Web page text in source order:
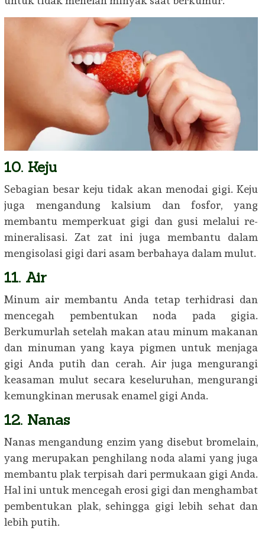
10. Keju
Sebagian besar keju tidak akan menodai gigi. Keju
juga mengandung kalsium dan fosfor, yang
membantu memperkuat gigi dan gusi melalui re-
mineralisasi. Zat zat ini juga membantu dalam
mengisolasi gigi dari asam berbahaya dalam mulut.
11. Air
Minum air membantu Anda tetap terhidrasi dan
mencegah pembentukan noda pada gigia.
Berkumurlah setelah makan atau minum makanan
dan minuman yang kaya pigmen untuk menjaga
gigi Anda putih dan cerah. Air juga mengurangi
keasaman mulut secara keseluruhan, mengurangi
kemungkinan merusak enamel gigi Anda.
12. Nanas
Nanas mengandung enzim yang disebut bromelain,
yang merupakan penghilang noda alami yang juga
membantu plak terpisah dari permukaan gigi Anda.
Hal ini untuk mencegah erosi gigi dan menghambat
pembentukan plak, sehingga gigi lebih sehat dan
lebih putih.